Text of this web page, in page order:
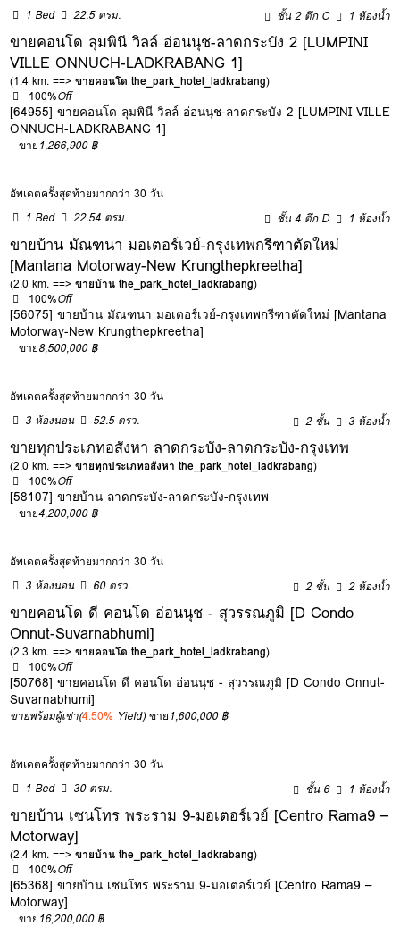
1 Bed
22.5 ตรม. ชั้น 2 ตึก C 1 ห้องน้ำ
ขายคอนโด ลุมพินี วิลล์ อ่อนนุช-ลาดกระบัง 2 [LUMPINI
VILLE ONNUCH-LADKRABANG 1]
(1.4 km. ==>ขายคอนโด the_park_hotel_ladkrabang)
100%Off
[64955] ขายคอนโด ลุมพินี วิลล์ อ่อนนุช-ลาดกระบัง 2 [LUMPINI VILLE
ONNUCH-LADKRABANG 1]
ขาย1,266,900 ฿
อัพเดตครั้งสุดท้ายมากกว่า 30 วัน
1 Bed
22.54 ตรม. ชั้น 4 ตึก D 1 ห้องน้ำ
ขายบ้าน มัณฑนา มอเตอร์เวย์-กรุงเทพกรีฑาตัดใหม่
[Mantana Motorway-New Krungthepkreetha]
(2.0 km. ==>ขายบ้าน the_park_hotel_ladkrabang)
100%Off
[56075] ขายบ้าน มัณฑนา มอเตอร์เวย์-กรุงเทพกรีฑาตัดใหม่ [Mantana
Motorway-New Krungthepkreetha]
ขาย8,500,000 ฿
อัพเดตครั้งสุดท้ายมากกว่า 30 วัน
3 ห้องนอน
52.5 ตรว. 2 ชั้น 3 ห้องน้ำ
ขายทุกประเภทอสังหา ลาดกระบัง-ลาดกระบัง-กรุงเทพ
(2.0 km. ==>ขายทุกประเภทอสังหา the_park_hotel_ladkrabang)
100%Off
[58107] ขายบ้าน ลาดกระบัง-ลาดกระบัง-กรุงเทพ
ขาย4,200,000 ฿
อัพเดตครั้งสุดท้ายมากกว่า 30 วัน
3 ห้องนอน
60 ตรว. 2 ชั้น 2 ห้องน้ำ
ขายคอนโด ดี คอนโด อ่อนนุช - สุวรรณภูมิ [D Condo
Onnut-Suvarnabhumi]
(2.3 km. ==>ขายคอนโด the_park_hotel_ladkrabang)
100%Off
[50768] ขายคอนโด ดี คอนโด อ่อนนุช - สุวรรณภูมิ [D Condo Onnut-
Suvarnabhumi]
ขายพร้อมผู้เช่า(4.50% Yield) ขาย1,600,000 ฿
อัพเดตครั้งสุดท้ายมากกว่า 30 วัน
1 Bed
30 ตรม. ชั้น 6 1 ห้องน้ำ
ขายบ้าน เซนโทร พระราม 9-มอเตอร์เวย์ [Centro Rama9 –
Motorway]
(2.4 km. ==>ขายบ้าน the_park_hotel_ladkrabang)
100%Off
[65368] ขายบ้าน เซนโทร พระราม 9-มอเตอร์เวย์ [Centro Rama9 –
Motorway]
ขาย16,200,000 ฿